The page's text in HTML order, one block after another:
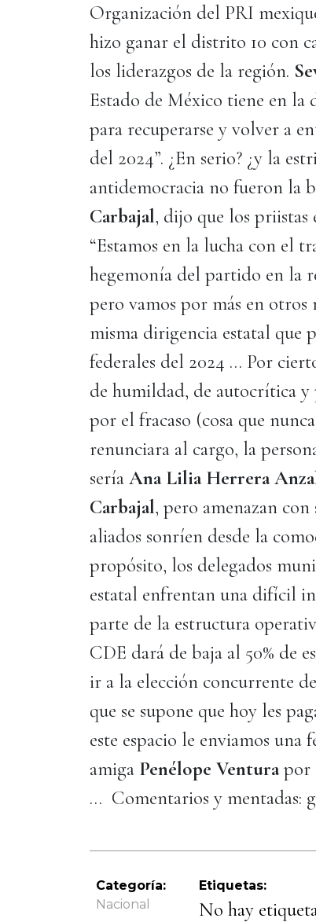
Organización del PRI
hizo ganar el distrito 10 con
los liderazgos de la región.
Estado de México tiene en
para recuperarse y volver a
del 2024”. ¿En serio? ¿y la
antidemocracia no fueron la
Carbajal, dijo que los priistas
“Estamos en la lucha con el
hegemonía del partido en la
pero vamos por más en otros
misma dirigencia estatal que
federales del 2024 … Por
de humildad, de autocrítica
por el fracaso (cosa que
renunciara al cargo, la
sería Ana Lilia Herrera
Carbajal, pero amenazan
aliados sonríen desde la
propósito, los delegados
estatal enfrentan una difícil
parte de la estructura
CDE dará de baja al 50% de
ir a la elección concurrente
que se supone que hoy les
este espacio le enviamos
amiga Penélope Venturapor
… Comentarios y mentadas:
Categoría:
Nacional
Etiquetas:
No hay